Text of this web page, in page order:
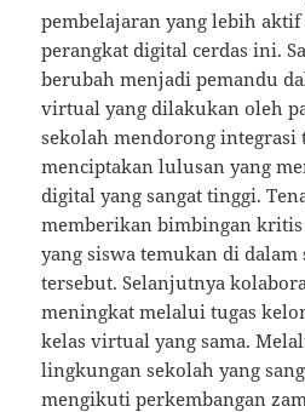
pembelajaran yang lebih
perangkat digital cerdas ini.
berubah menjadi pemandu
virtual yang dilakukan oleh
sekolah mendorong integrasi
menciptakan lulusan yang
digital yang sangat tinggi.
memberikan bimbingan
yang siswa temukan di
tersebut. Selanjutnya
meningkat melalui tugas
kelas virtual yang sama.
lingkungan sekolah yang
mengikuti perkembangan